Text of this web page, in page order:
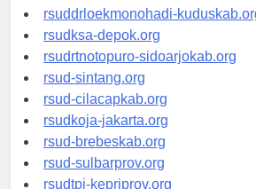
rsud-tpikepriprov.org
rsuddrloekmonohadi-kuduskab.org
rsudksa-depok.org
rsudrtnotopuro-sidoarjokab.org
rsud-sintang.org
rsud-cilacapkab.org
rsudkoja-jakarta.org
rsud-brebeskab.org
rsud-sulbarprov.org